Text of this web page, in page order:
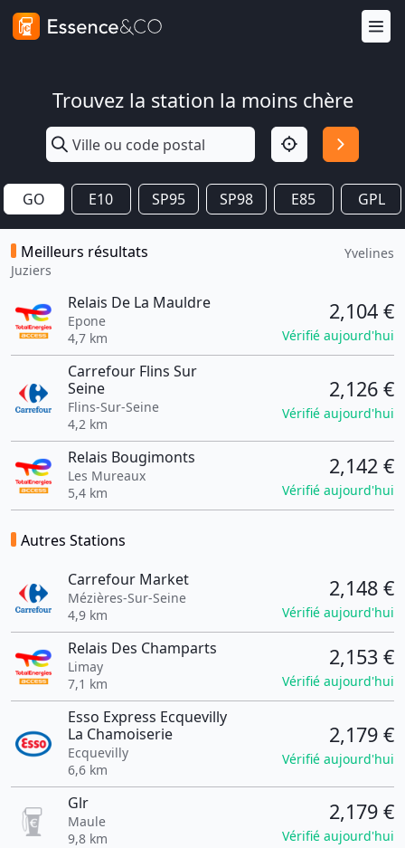
Trouvez la station la moins chère
GO E10 SP95 SP98 E85 GPL
Meilleurs résultats
Juziers
Yvelines
Relais De La Mauldre
Epone
4,7 km
2,104 €
Vérifié aujourd'hui
Carrefour Flins Sur
Seine
Flins-Sur-Seine
4,2 km
2,126 €
Vérifié aujourd'hui
Relais Bougimonts
Les Mureaux
5,4 km
2,142 €
Vérifié aujourd'hui
Autres Stations
Carrefour Market
Mézières-Sur-Seine
4,9 km
2,148 €
Vérifié aujourd'hui
Relais Des Champarts
Limay
7,1 km
2,153 €
Vérifié aujourd'hui
Esso Express Ecquevilly
La Chamoiserie
Ecquevilly
6,6 km
2,179 €
Vérifié aujourd'hui
Glr
Maule
9,8 km
2,179 €
Vérifié aujourd'hui